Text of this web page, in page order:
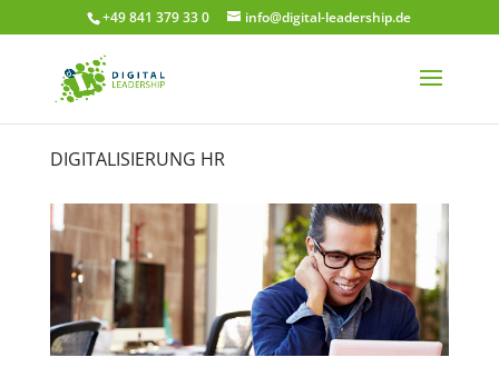
+49 841 379 33 0 info@digital-leadership.de
DIGITALISIERUNG HR